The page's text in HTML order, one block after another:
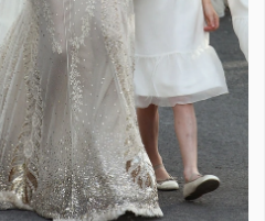
ЗА НАС
Условия за
ползване
За нас
Реклама
Политика за